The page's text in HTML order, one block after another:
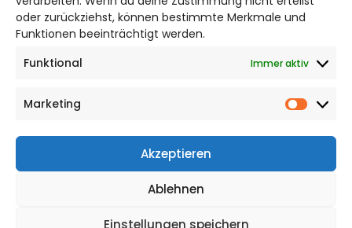
oder zurückziehst, können bestimmte Merkmale und
Funktionen beeinträchtigt werden.
Funktional
Immer aktiv
Marketing
Akzeptieren
Ablehnen
Einstellungen speichern
DAS STADTMAGAZIN FÜR
SALZGITTER
Impressum
Cookie Richtlinie
CITYLIFE! BEI FACEBOOK